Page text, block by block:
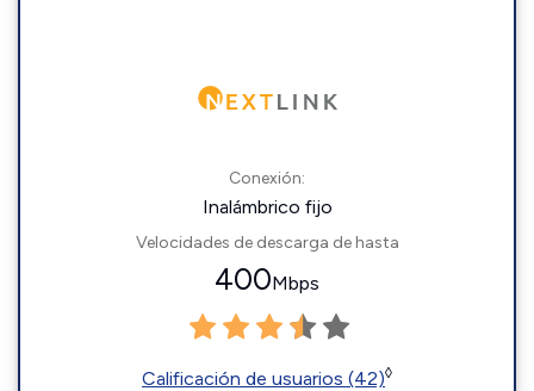
Conexión:
Inalámbrico fijo
Velocidades de descarga de hasta
400Mbps
Calificación de usuarios (42)◊